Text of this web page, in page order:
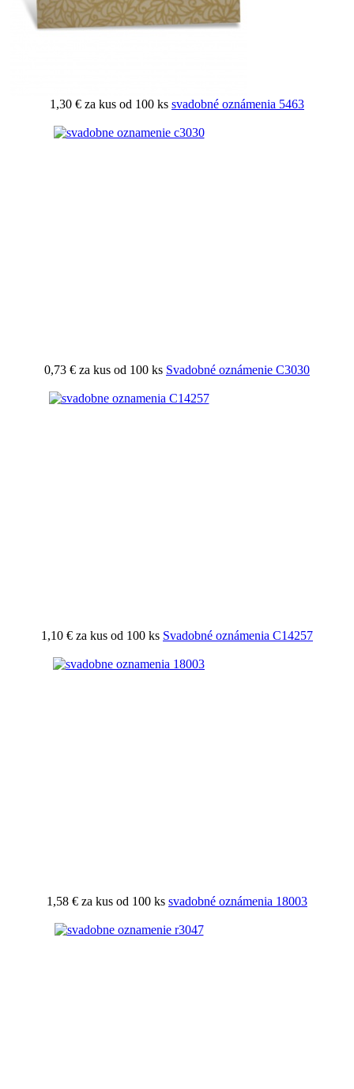
1,30 € za kus od 100 ks svadobné oznámenia 5463
0,73 € za kus od 100 ks Svadobné oznámenie C3030
1,10 € za kus od 100 ks Svadobné oznámenia C14257
1,58 € za kus od 100 ks svadobné oznámenia 18003